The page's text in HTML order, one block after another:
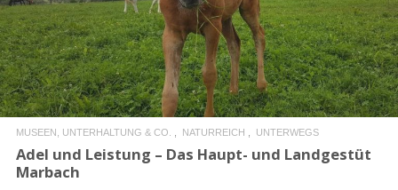
READ MORE
MUSEEN, UNTERHALTUNG & CO. NATURREICH UNTERWEGS
Adel und Leistung – Das Haupt- und Landgestüt
Marbach